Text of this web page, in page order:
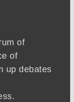
of
of
up debates